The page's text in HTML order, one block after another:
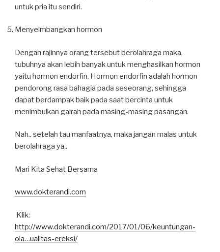
untuk pria itu sendiri.
Menyeimbangkan hormon
Dengan rajinnya orang tersebut berolahraga maka,
tubuhnya akan lebih banyak untuk menghasilkan hormon
yaitu hormon endorfin. Hormon endorfin adalah hormon
pendorong rasa bahagia pada seseorang, sehingga
dapat berdampak baik pada saat bercinta untuk
menimbulkan gairah pada masing-masing pasangan.
Nah.. setelah tau manfaatnya, maka jangan malas untuk
berolahraga ya..
Mari Kita Sehat Bersama
www.dokterandi.com
Klik:
http://www.dokterandi.com/2017/01/06/keuntungan-
ola…ualitas-ereksi/